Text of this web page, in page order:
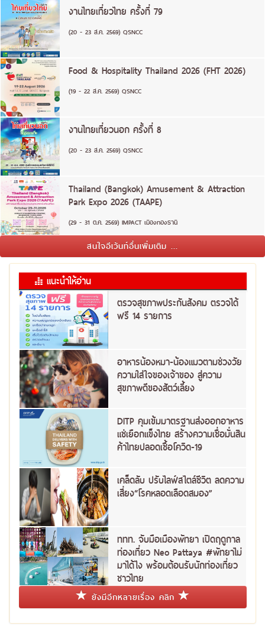
งานไทยเที่ยวไทย ครั้งที่ 79
(20 - 23 ส.ค. 2569) QSNCC
Food & Hospitality Thailand 2026 (FHT 2026)
(19 - 22 ส.ค. 2569) QSNCC
งานไทยเที่ยวนอก ครั้งที่ 8
(20 - 23 ส.ค. 2569) QSNCC
Thailand (Bangkok) Amusement & Attraction
Park Expo 2026 (TAAPE)
(29 - 31 ต.ค. 2569) IMPACT เมืองทองธานี
สนใจอีเว้นท์อื่นเพิ่มเติม ...
แนะนำให้อ่าน
ตรวจสุขภาพประกันสังคม ตรวจได้
ฟรี 14 รายการ
อาหารน้องหมา-น้องแมวตามช่วงวัย
ความใส่ใจของเจ้าของ สู่ความ
สุขภาพดีของสัตว์เลี้ยง
DITP คุมเข้มมาตรฐานส่งออกอาหาร
แช่เยือกแข็งไทย สร้างความเชื่อมั่นสิน
ค้าไทยปลอดเชื้อโควิด-19
เคล็ดลับ ปรับไลฟ์สไตล์ชีวิต ลดความ
เสี่ยง“โรคหลอดเลือดสมอง”
ททท. จับมือเมืองพัทยา เปิดฤดูกาล
ท่องเที่ยว Neo Pattaya #พัทยาไม่
มาได้ไง พร้อมต้อนรับนักท่องเที่ยว
ชาวไทย
ยังมีอีกหลายเรื่อง คลิก